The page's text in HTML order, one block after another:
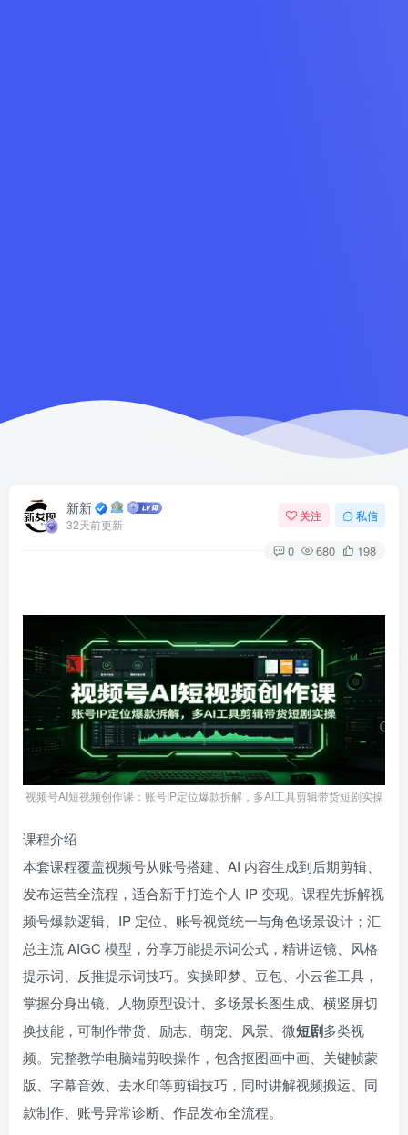
新新
32天前更新
关注 私信
0 680 198
视频号AI短视频创作课：账号IP定位爆款拆解，多AI工具剪辑带货短剧实操
课程介绍
本套课程覆盖视频号从账号搭建、AI 内容生成到后期剪辑、
发布运营全流程，适合新手打造个人 IP 变现。课程先拆解视
频号爆款逻辑、IP 定位、账号视觉统一与角色场景设计；汇
总主流 AIGC 模型，分享万能提示词公式，精讲运镜、风格
提示词、反推提示词技巧。实操即梦、豆包、小云雀工具，
掌握分身出镜、人物原型设计、多场景长图生成、横竖屏切
换技能，可制作带货、励志、萌宠、风景、微短剧多类视
频。完整教学电脑端剪映操作，包含抠图画中画、关键帧蒙
版、字幕音效、去水印等剪辑技巧，同时讲解视频搬运、同
款制作、账号异常诊断、作品发布全流程。